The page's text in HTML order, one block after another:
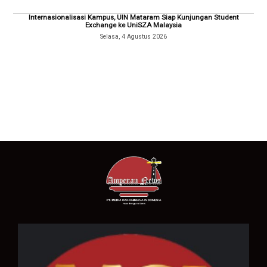
Internasionalisasi Kampus, UIN Mataram Siap Kunjungan Student
Exchange ke UniSZA Malaysia
Selasa, 4 Agustus 2026